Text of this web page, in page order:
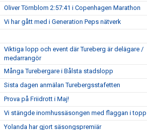
Oliver Törnblom 2:57:41 i Copenhagen Marathon
Vi har gått med i Generation Peps nätverk
Viktiga lopp och event där Tureberg är delägare /
medarrangör
Många Turebergare i Bålsta stadslopp
Sista dagen anmälan Turebergsstafetten
Prova på Friidrott i Maj!
Vi stängde inomhussäsongen med flaggan i topp
Yolanda har gjort säsongspremiär